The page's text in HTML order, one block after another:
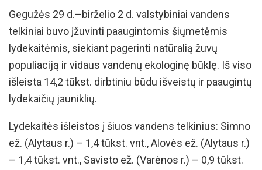
Gegužės 29 d.–birželio 2 d. valstybiniai vandens
telkiniai buvo įžuvinti paaugintomis šiųmetėmis
lydekaitėmis, siekiant pagerinti natūralią žuvų
populiaciją ir vidaus vandenų ekologinę būklę. Iš viso
išleista 14,2 tūkst. dirbtiniu būdu išveistų ir paaugintų
lydekaičių jauniklių.
Lydekaitės išleistos į šiuos vandens telkinius: Simno
ež. (Alytaus r.) – 1,4 tūkst. vnt., Alovės ež. (Alytaus r.)
– 1,4 tūkst. vnt., Savisto ež. (Varėnos r.) – 0,9 tūkst.